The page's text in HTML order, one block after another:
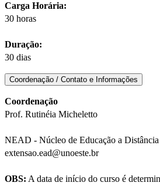
Carga Horária:
30 horas
Duração:
30 dias
Coordenação / Contato e Informações
Coordenação
Prof. Rutinéia Micheletto
NEAD - Núcleo de Educação a
extensao.ead@unoeste.br
OBS: A data de início do curso é